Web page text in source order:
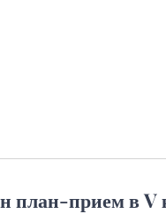
план-приемв V